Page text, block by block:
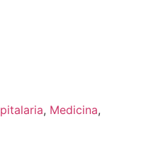
, Medicina,